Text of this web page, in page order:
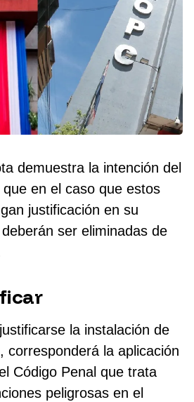
demuestra la intención del
en el caso que estos
justificación en su
ser eliminadas de
la instalación de
corresponderá la aplicación
Código Penal que trata
peligrosas en el